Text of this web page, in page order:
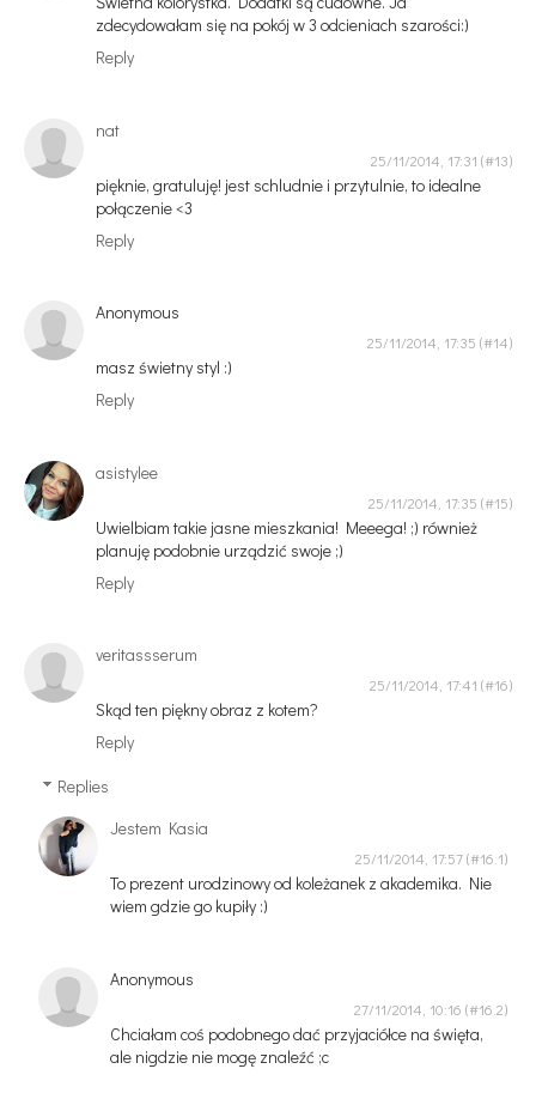
zdecydowałam się na pokój w 3 odcieniach szarości:)
Reply
nat
25/11/2014, 17:31
pięknie, gratuluję! jest schludnie i przytulnie, to idealne
połączenie <3
Reply
Anonymous
25/11/2014, 17:35
masz świetny styl :)
Reply
asistylee
25/11/2014, 17:35
Uwielbiam takie jasne mieszkania! Meeega! ;) również
planuję podobnie urządzić swoje ;)
Reply
veritassserum
25/11/2014, 17:41
Skąd ten piękny obraz z kotem?
Reply
Replies
Jestem Kasia
25/11/2014, 17:57
To prezent urodzinowy od koleżanek z akademika. Nie
wiem gdzie go kupiły :)
Anonymous
27/11/2014, 10:16
Chciałam coś podobnego dać przyjaciółce na święta,
ale nigdzie nie mogę znaleźć ;c